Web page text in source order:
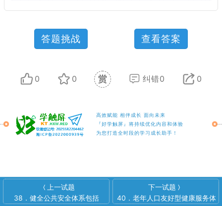
答题挑战 查看答案
0 0 纠错0 0
高效赋能 相伴成长 面向未来
『好学触屏』将持续优化内容和体验
为您打造全时段的学习成长助手！
〈
上一试题
38．健全公共安全体系包括
下一试题 〉
40．老年人口友好型健康服务体